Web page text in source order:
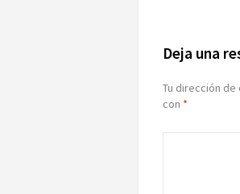
Deja una
Tu dirección
con *